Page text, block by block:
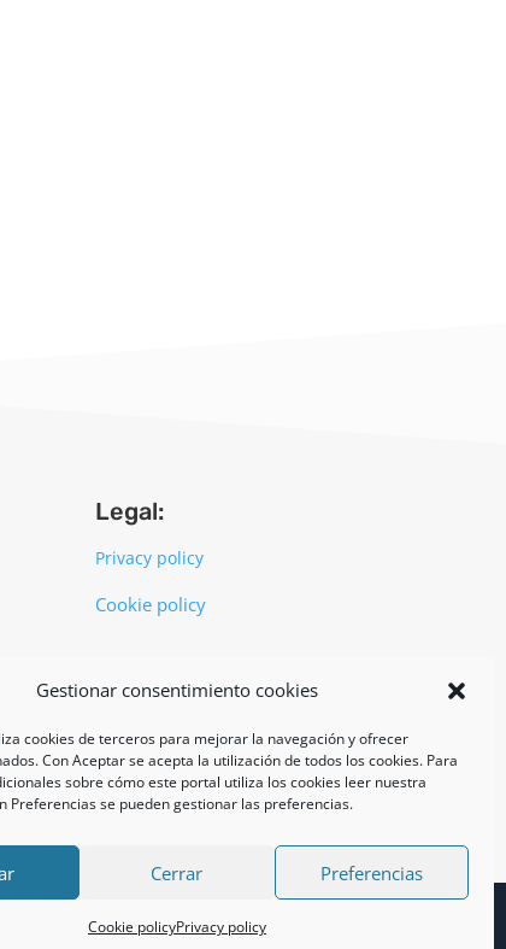
Gestionar consentimiento cookies
cookies de terceros para mejorar la navegación y ofrecer
Con Aceptar se acepta la utilización de todos los cookies. Para
sobre cómo este portal utiliza los cookies leer nuestra
Preferencias se pueden gestionar las preferencias.
Cerrar Preferencias
Cookie policyPrivacy policy
Legal:
Privacy policy
Cookie policy